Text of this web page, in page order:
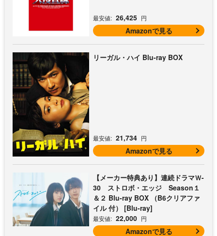
最安値: 26,425 円
Amazonで見る
リーガル・ハイ Blu-ray BOX
最安値: 21,734 円
Amazonで見る
【メーカー特典あり】連続ドラマＷ-
30 ストロボ・エッジ Season１
＆２ Blu-ray BOX （B6クリアファ
イル 付） [Blu-ray]
最安値: 22,000 円
Amazonで見る